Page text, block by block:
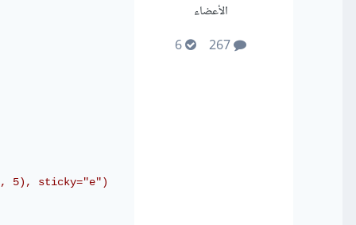
الأعضاء
5), sticky="e")